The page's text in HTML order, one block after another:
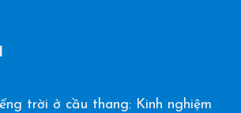
trời ở cầu thang: Kinh nghiệm